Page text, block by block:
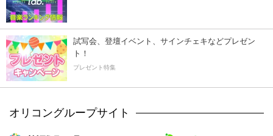
試写会、登壇イベント、サインチェキなどプレゼン
ト！
プレゼント特集
オリコングループサイト